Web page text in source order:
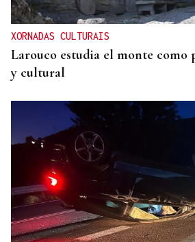
XORNADAS CULTURAIS
Larouco estudia el monte como
y cultural